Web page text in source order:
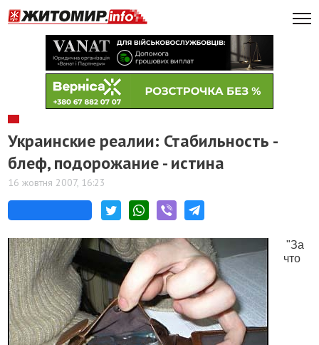
Украинские реалии: Стабильность -
блеф, подорожание - истина
16 жовтня 2007, 16:23
"За
что